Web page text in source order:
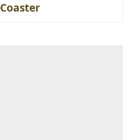
Coaster